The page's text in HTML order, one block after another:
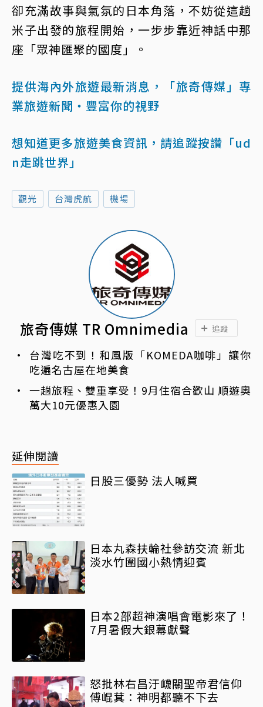
卻充滿故事與氣氛的日本角落，不妨從這趟
米子出發的旅程開始，一步步靠近神話中那
座「眾神匯聚的國度」。
提供海內外旅遊最新消息，「旅奇傳媒」專
業旅遊新聞‧豐富你的視野
想知道更多旅遊美食資訊，請追蹤按讚「ud
n走跳世界」
觀光 台灣虎航 機場
旅奇傳媒 TR Omnimedia 追蹤
台灣吃不到！和風版「KOMEDA咖啡」讓你
吃遍名古屋在地美食
一趟旅程、雙重享受！9月住宿合歡山 順遊奧
萬大10元優惠入園
延伸閱讀
日股三優勢 法人喊買
日本丸森扶輪社參訪交流 新北
淡水竹圍國小熱情迎賓
日本2部超神演唱會電影來了！
7月暑假大銀幕獻聲
怒批林右昌汙衊關聖帝君信仰
傅崐萁：神明都聽不下去